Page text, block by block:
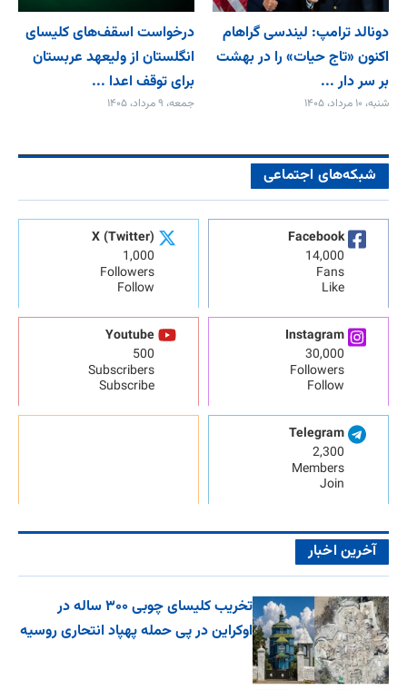
دونالد ترامپ: لیندسی گراهام
اکنون «تاج حیات» را در بهشت
بر سر دار ...
شنبه، ۱۰ مرداد، ۱۴۰۵
درخواست اسقف‌های کلیسای
انگلستان از ولیعهد عربستان
برای توقف اعدا ...
جمعه، ۹ مرداد، ۱۴۰۵
شبکه‌های اجتماعی
Facebook
14,000
Fans
Like
X (Twitter)
1,000
Followers
Follow
Instagram
30,000
Followers
Follow
Youtube
500
Subscribers
Subscribe
Telegram
2,300
Members
Join
آخرین اخبار
تخریب کلیسای چوبی ۳۰۰ ساله در
اوکراین در پی حمله پهپاد انتحاری روسیه